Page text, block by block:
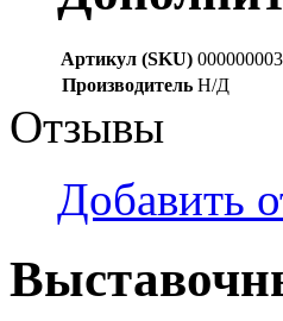
Артикул (SKU)
Производитель Н/Д
Отзывы
Добавить